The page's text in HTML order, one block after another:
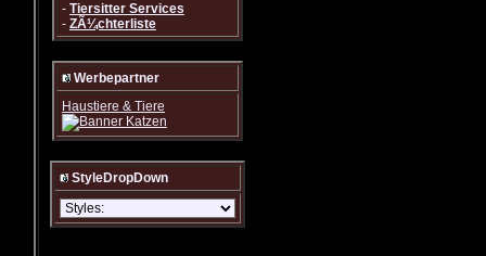
- Tiersitter Services
- ZÃ¼chterliste
Werbepartner
Haustiere & Tiere
StyleDropDown